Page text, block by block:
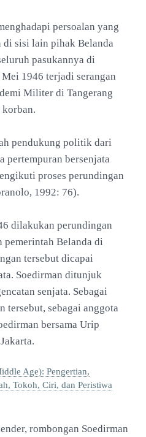
persoalan yang
sisi lain pihak Belanda
pasukannya di
1946 terjadi serangan
Militer di Tangerang
pendukung politik dari
pertempuran bersenjata
proses perundingan
1992: 76).
dilakukan perundingan
pemerintah Belanda di
tersebut dicapai
Soedirman ditunjuk
senjata. Sebagai
tersebut, sebagai anggota
bersama Urip
Age): Pengertian,
Tokoh, Ciri, dan Peristiwa
rombongan Soedirman